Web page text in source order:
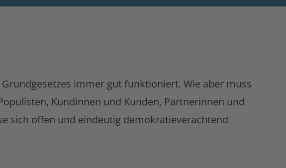
immer gut funktioniert. Wie aber muss
Kundinnen und Kunden, Partnerinnen und
sich offen und eindeutig demokratieverachtend